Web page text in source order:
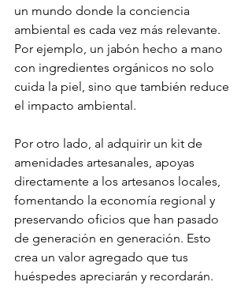
un mundo donde la conciencia
ambiental es cada vez más relevante.
Por ejemplo, un jabón hecho a mano
con ingredientes orgánicos no solo
cuida la piel, sino que también reduce
el impacto ambiental.
Por otro lado, al adquirir un kit de
amenidades artesanales, apoyas
directamente a los artesanos locales,
fomentando la economía regional y
preservando oficios que han pasado
de generación en generación. Esto
crea un valor agregado que tus
huéspedes apreciarán y recordarán.